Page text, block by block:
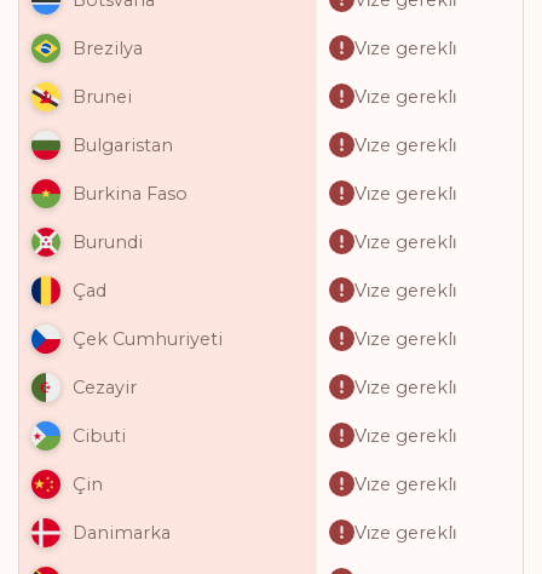
Brezilya Vi̇ze gerekli̇
Brunei Vi̇ze gerekli̇
Bulgaristan Vi̇ze gerekli̇
Burkina Faso Vi̇ze gerekli̇
Burundi Vi̇ze gerekli̇
Çad Vi̇ze gerekli̇
Çek Cumhuriyeti Vi̇ze gerekli̇
Cezayir Vi̇ze gerekli̇
Cibuti Vi̇ze gerekli̇
Çin Vi̇ze gerekli̇
Danimarka Vi̇ze gerekli̇